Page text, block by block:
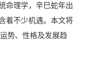
命理学，辛巳蛇年出
着不少机遇。本文将
势、性格及发展趋